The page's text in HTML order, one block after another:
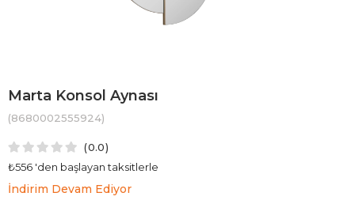
Marta Konsol Aynası
(8680002555924)
0.0
₺556 'den başlayan taksitlerle
İndirim Devam Ediyor